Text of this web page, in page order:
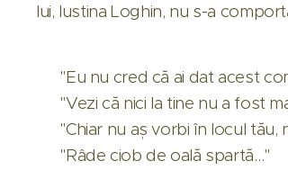
lui, Iustina Loghin, nu s-a
💬 "Eu nu cred că ai dat acest
💬 "Vezi că nici la tine nu a fost
💬 "Chiar nu aș vorbi în locul
💬 "Râde